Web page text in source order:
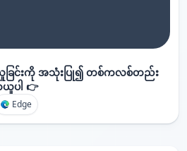
ယူခြင်းကို အသုံးပြု၍ တစ်ကလစ်တည်း
ယူပါ 👉
Edge